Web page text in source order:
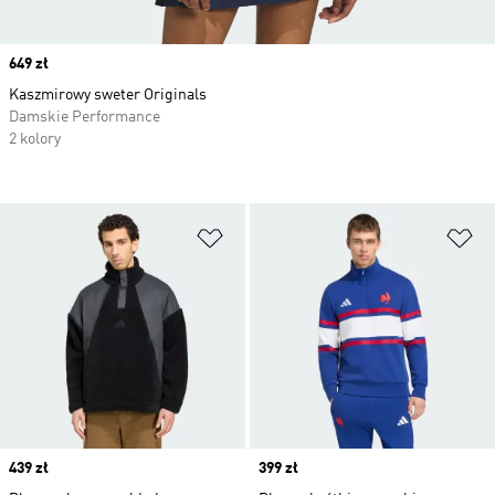
Dodaj do listy życzeń
Price
439 zł
Price
399 zł
Price
649 zł
Kaszmirowy sweter Originals
Damskie Performance
2 kolory